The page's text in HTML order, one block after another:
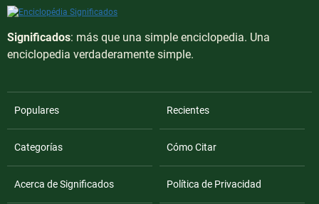
Significados: más que una simple enciclopedia. Una
enciclopedia verdaderamente simple.
Populares Recientes
Categorías Cómo Citar
Acerca de Significados Política de Privacidad